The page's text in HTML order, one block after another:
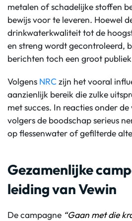
metalen of schadelijke stoffen
bewijs voor te leveren. Hoewel
drinkwaterkwaliteit tot de
en streng wordt gecontroleerd,
berichten toch een groot
Volgens NRCzijn het vooral
aanzienlijk bereik die zulke
met succes. In reacties onder de
volgers de boodschap serieus
op flessenwater of gefilterde
Gezamenlijke
leiding van Vewin
De campagne “Gaan met die